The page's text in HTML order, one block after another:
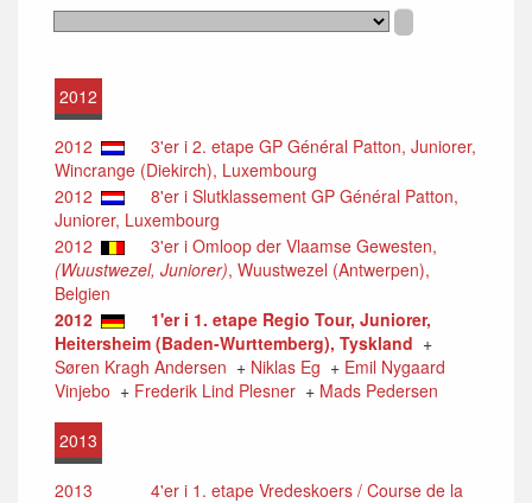
2012
2012
3'er i 2. etape GP Général Patton, Juniorer,
Wincrange (Diekirch), Luxembourg
2012
8'er i Slutklassement GP Général Patton,
Juniorer, Luxembourg
2012
3'er i Omloop der Vlaamse Gewesten,
(Wuustwezel, Juniorer), Wuustwezel (Antwerpen),
Belgien
2012
1'er i 1. etape Regio Tour, Juniorer,
Heitersheim (Baden-Wurttemberg), Tyskland +
Søren Kragh Andersen + Niklas Eg + Emil Nygaard
Vinjebo + Frederik Lind Plesner + Mads Pedersen
2013
2013
4'er i 1. etape Vredeskoers / Course de la